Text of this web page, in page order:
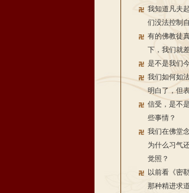
我知道凡夫
们没法控制
有的佛教徒
下，我们就
是不是我们
我们如何如
明白了，但
信受，是不
些事情？
我们在佛堂
为什么习气
觉照？
以前看《密
那种精进求